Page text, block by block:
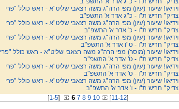
וידיאו! שיעור (עיון) מפי הרה"ג משה רצאבי שליט"א - ראש כולל "פרי
צדיק" חריש ת"ו - כ"ג אדר א' התשפ"ב
וידיאו! שיעור (עיון) מפי הרה"ג משה רצאבי שליט"א - ראש כולל "פרי
צדיק" חריש ת"ו - כ' אדר א' התשפ"ב
וידיאו! שיעור (עיון) מפי הרה"ג משה רצאבי שליט"א - ראש כולל "פרי
צדיק" חריש ת"ו - ט"ו אדר א' התשפ"ב
וידיאו! שיעור (מוסר) מפי הרה"ג משה רצאבי שליט"א - ראש כולל "פרי
צדיק" חריש ת"ו - ט' אדר א' התשפ"ב
וידיאו! שיעור (עיון) מפי הרה"ג משה רצאבי שליט"א - ראש כולל "פרי
צדיק" חריש ת"ו - ט' אדר א' התשפ"ב
וידיאו! שיעור (עיון) מפי הרה"ג משה רצאבי שליט"א - ראש כולל "פרי
צדיק" חריש ת"ו - ו' אדר א' התשפ"ב
[1-5] 6 7 8 9 10 [11-12]